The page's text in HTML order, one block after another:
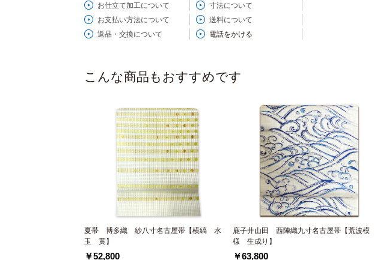
お仕立て加工について
寸法について
お支払い方法について
送料について
返品・交換について
電話をかける
こんな商品もおすすめです
夏帯 博多織 紗八寸名古屋帯【横縞 水
玉 黄】
￥52,800
鹿子井山田 西陣織九寸名古屋帯【荒波模
様 生成り】
￥63,800